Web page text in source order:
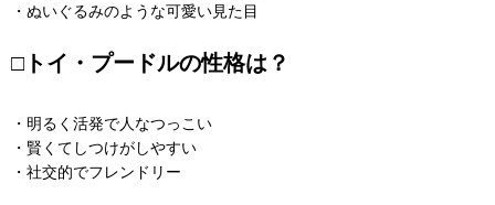
・ぬいぐるみのような可愛い見た目
□トイ・プードルの性格は？
・明るく活発で人なつっこい
・賢くてしつけがしやすい
・社交的でフレンドリー